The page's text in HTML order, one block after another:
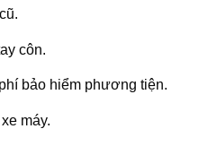
côn.
bảo hiểm phương tiện.
máy.